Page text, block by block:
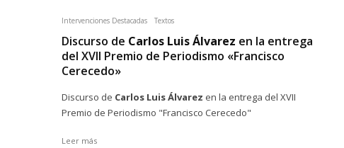
Intervenciones Destacadas Textos
Discurso de Carlos Luis Álvarez en la entrega
del XVII Premio de Periodismo «Francisco
Cerecedo»
Discurso de Carlos Luis Álvarez en la entrega del XVII
Premio de Periodismo "Francisco Cerecedo"
Leer más